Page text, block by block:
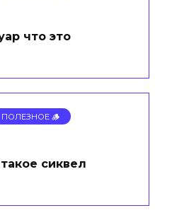
что это
ПОЛЕЗНОЕ 🪵
сиквел